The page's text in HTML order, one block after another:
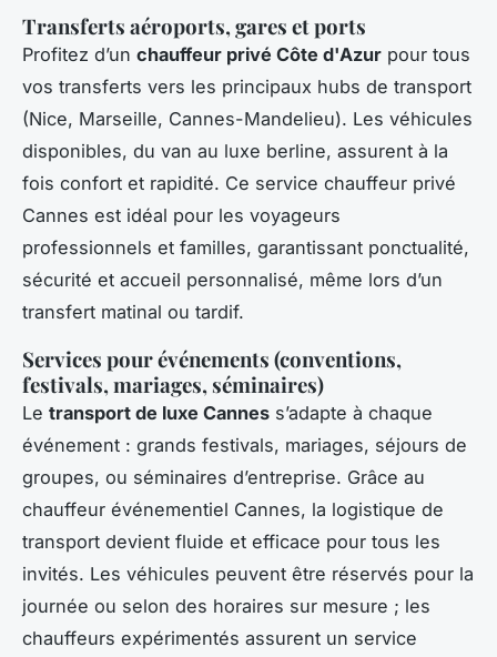
Transferts aéroports, gares et ports
Profitez d’un chauffeur privé Côte d'Azur pour tous
vos transferts vers les principaux hubs de transport
(Nice, Marseille, Cannes-Mandelieu). Les véhicules
disponibles, du van au luxe berline, assurent à la
fois confort et rapidité. Ce service chauffeur privé
Cannes est idéal pour les voyageurs
professionnels et familles, garantissant ponctualité,
sécurité et accueil personnalisé, même lors d’un
transfert matinal ou tardif.
Services pour événements (conventions,
festivals, mariages, séminaires)
Le transport de luxe Cannes s’adapte à chaque
événement : grands festivals, mariages, séjours de
groupes, ou séminaires d’entreprise. Grâce au
chauffeur événementiel Cannes, la logistique de
transport devient fluide et efficace pour tous les
invités. Les véhicules peuvent être réservés pour la
journée ou selon des horaires sur mesure ; les
chauffeurs expérimentés assurent un service